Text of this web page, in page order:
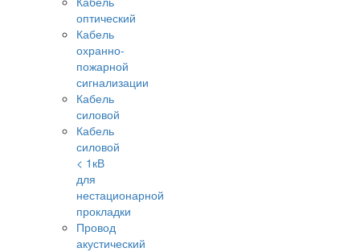
оптический
Кабель
охранно-
пожарной
сигнализации
Кабель
силовой
Кабель
силовой
< 1кВ
для
нестационарной
прокладки
Провод
акустический